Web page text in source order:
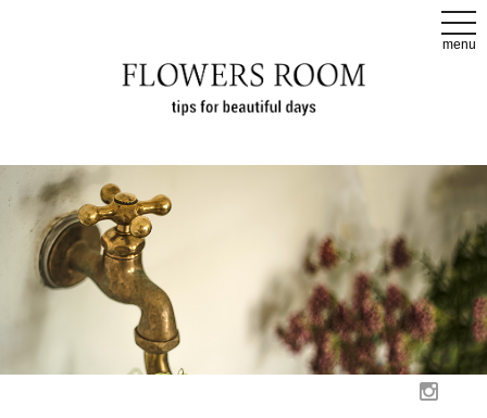
t
o
g
i
o
menu